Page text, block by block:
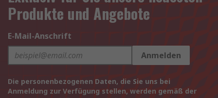
Produkte und Angebote
E-Mail-Anschrift
Anmelden
Die personenbezogenen Daten, die Sie uns bei
Anmeldung zur Verfügung stellen, werden gemäß der